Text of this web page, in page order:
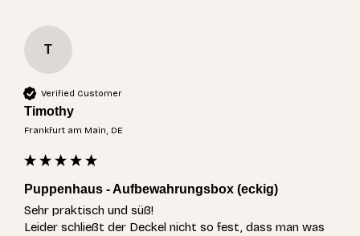
T
Verified Customer
Timothy
Frankfurt am Main, DE
Puppenhaus - Aufbewahrungsbox (eckig)
Sehr praktisch und süß!
Leider schließt der Deckel nicht so fest, dass man was